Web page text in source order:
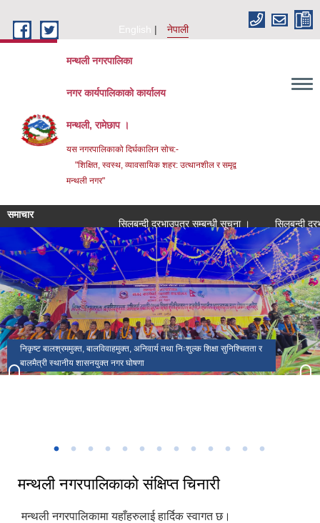
English
नेपाली
मन्थली नगरपालिका
नगर कार्यपालिकाको कार्यालय
मन्थली, रामेछाप ।
यस नगरपालिकाको दिर्घकालिन सोच:-
"शिक्षित, स्वस्थ, व्यावसायिक शहर: उत्थानशील र समृद्व
मन्थली नगर"
समाचार
सिलबन्दी दरभाउपत्र सम्बन्धी सूचना ।
सिलबन्दी
निकृष्ट बालश्रममुक्त, बालविवाहमुक्त, अनिवार्य तथा निःशुल्क शिक्षा सुनिश्चितता र
बालमैत्री स्थानीय शासनयुक्त नगर घोषणा
मन्थली नगरपालिकाको प्रशासकीय भवन
मन्थली नगरपालिका वडा नं २ मा अवस्थित निलकण्ठेश्वर मन्दिर
ढिकुरीदेवी मन्दिर भटौली
थानापती महादेव मन्दिर मनपा ५ सुनारपानी
थानापती महादेव मन्दिर पुरानागाँउ मनपा ९
मन्थली नगरपालिका वडा नं ८ मा अवस्थित चिसापानीगढी
मकैको खेती पुस्तकका लेखक(साहित्यिक सहिद) सुब्बा कृष्णलाल अधिकारीको
जन्मस्थान
हर्रेचिण्डे फुलासी
नगरपालिका कार्यालयबाट तामाकोशी नदी
नगर सभाको १८ ‌औं अधिवेशन
मन्थली नगरपालिकाको संक्षिप्त चिनारी
मन्थली नगरपालिकामा यहाँहरुलाई हार्दिक स्वागत छ।